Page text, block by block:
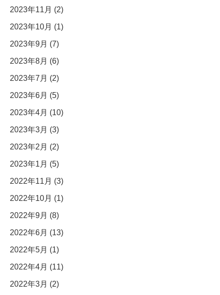
2023年11月 (2)
2023年10月 (1)
2023年9月 (7)
2023年8月 (6)
2023年7月 (2)
2023年6月 (5)
2023年4月 (10)
2023年3月 (3)
2023年2月 (2)
2023年1月 (5)
2022年11月 (3)
2022年10月 (1)
2022年9月 (8)
2022年6月 (13)
2022年5月 (1)
2022年4月 (11)
2022年3月 (2)